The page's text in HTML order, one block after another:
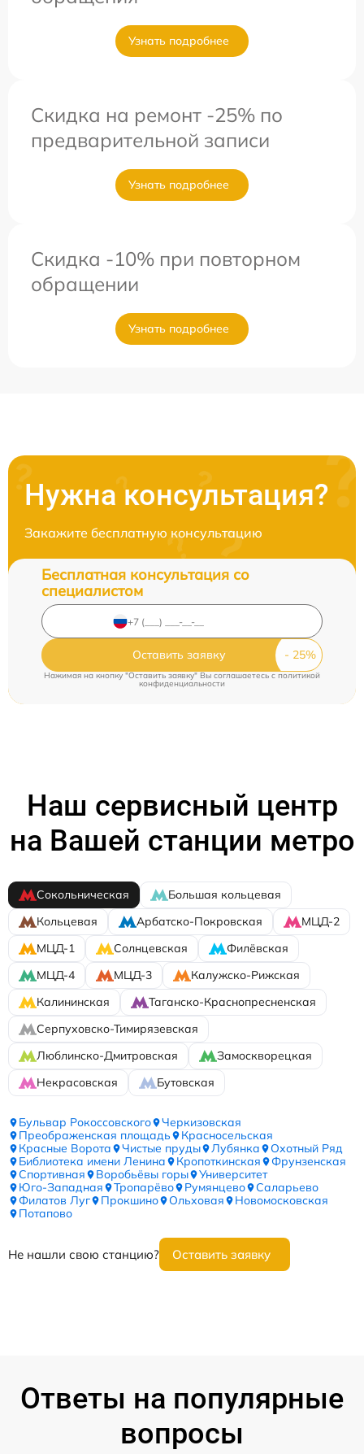
Узнать подробнее
Скидка на ремонт -25% по
предварительной записи
Узнать подробнее
Скидка -10% при повторном
обращении
Узнать подробнее
Нужна консультация?
Закажите бесплатную консультацию
Бесплатная консультация со
специалистом
Оставить заявку
Нажимая на кнопку "Оставить заявку" Вы соглашаетесь c политикой
конфиденциальности
Наш сервисный центр
на Вашей станции метро
Сокольническая
Большая кольцевая
Кольцевая
Арбатско-Покровская
МЦД-2
МЦД-1
Солнцевская
Филёвская
МЦД-4
МЦД-3
Калужско-Рижская
Калининская
Таганско-Краснопресненская
Серпуховско-Тимирязевская
Люблинско-Дмитровская
Замоскворецкая
Некрасовская
Бутовская
Бульвар Рокоссовского
Черкизовская
Преображенская площадь
Красносельская
Красные Ворота
Чистые пруды Лубянка
Охотный Ряд
Библиотека имени Ленина
Кропоткинская
Фрунзенская
Спортивная
Воробьёвы горы
Университет
Юго-Западная
Тропарёво Румянцево
Саларьево
Филатов Луг
Прокшино Ольховая
Новомосковская
Потапово
Не нашли свою станцию? Оставить заявку
Ответы на популярные
вопросы